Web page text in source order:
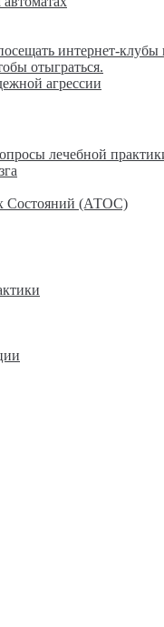
интернет-клубы
отыграться.
агрессии
лечебной
Состояний (АТОС)